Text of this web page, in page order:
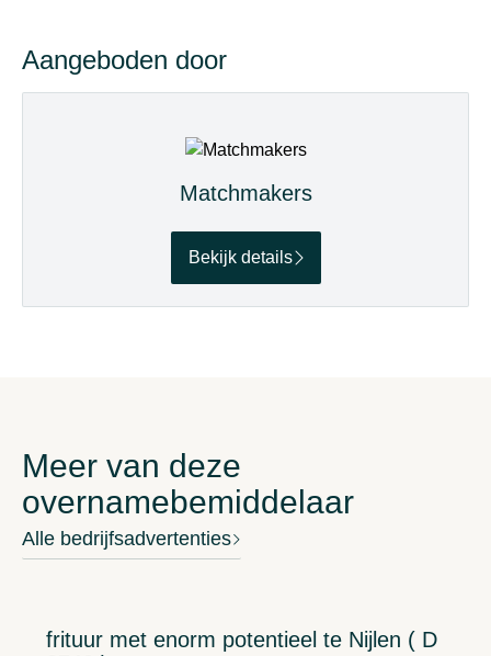
Aangeboden door
Matchmakers
Bekijk details
Meer van deze
overnamebemiddelaar
Alle bedrijfsadvertenties
frituur met enorm potentieel te Nijlen ( D